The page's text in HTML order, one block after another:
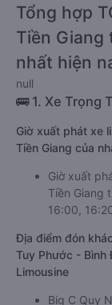
Tổng hợp
Tiền
nhất hiện
null
🚌 1. Xe Trọng
Giờ xuất phát xe
Tiền Giang của
Giờ xuất
Tiền Giang
16:00,
Địa điểm đón
Tuy Phước - Bình
Limousine
Big C Quy